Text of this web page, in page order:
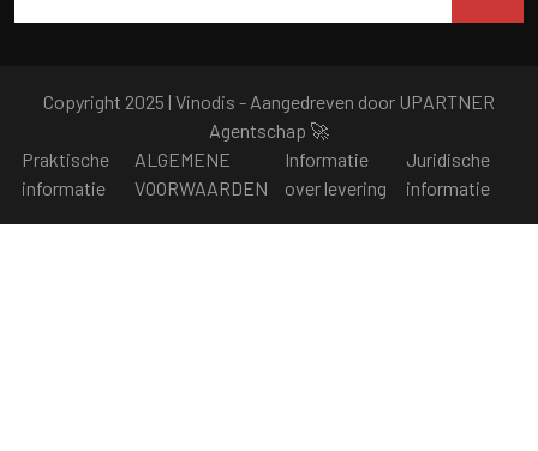
Copyright 2025 | Vinodis - Aangedreven door UPARTNER
Agentschap 🚀
Praktische
informatie
ALGEMENE
VOORWAARDEN
Informatie
over levering
Juridische
informatie